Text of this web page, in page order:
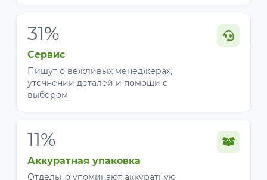
31%
Сервис
Пишут о вежливых менеджерах,
уточнении деталей и помощи с
выбором.
11%
Аккуратная упаковка
Отдельно упоминают аккуратную